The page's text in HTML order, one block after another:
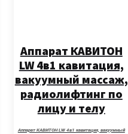
Аппарат КАВИТОН
LW 4в1 кавитация,
вакуумный массаж,
радиолифтинг по
лицу и телу
Аппарат КАВИТОН LW 4в1 кавитация, вакуумный